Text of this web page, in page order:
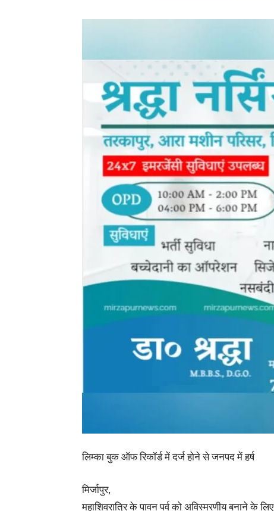
लिम्का बुक ऑफ रिकॉर्ड में दर्ज होने से जनपद में हर्ष
मिर्जापुर,
महाशिवरात्रि के पावन पर्व को अविस्मरणीय बनाने के लिए